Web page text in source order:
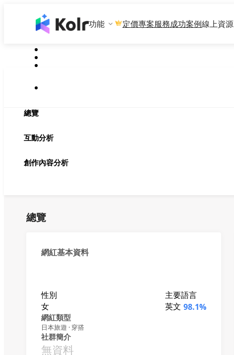
功能 定價專案服務成功案例線上資源
總覽
互動分析
創作內容分析
總覽
網紅基本資料
性別
女
主要語言
英文 98.1%
網紅類型
日本旅遊 · 穿搭
社群簡介
無資料